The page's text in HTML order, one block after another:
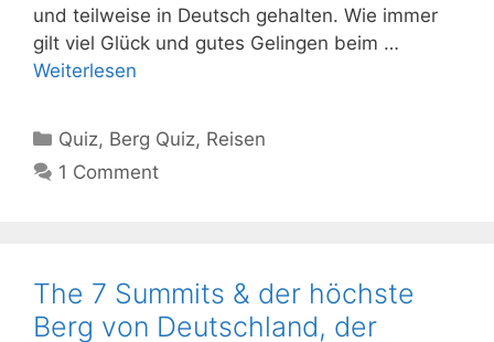
und teilweise in Deutsch gehalten. Wie immer
gilt viel Glück und gutes Gelingen beim …
Weiterlesen
Kategorien
Quiz, Berg Quiz, Reisen
1 Comment
The 7 Summits & der höchste
Berg von Deutschland, der